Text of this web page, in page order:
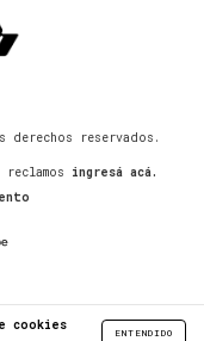
cookies
ENTENDIDO
derechos reservados.
ingresá acá.